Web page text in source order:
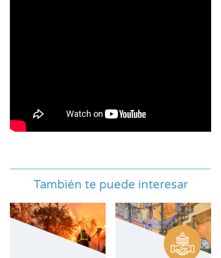
También te puede interesar